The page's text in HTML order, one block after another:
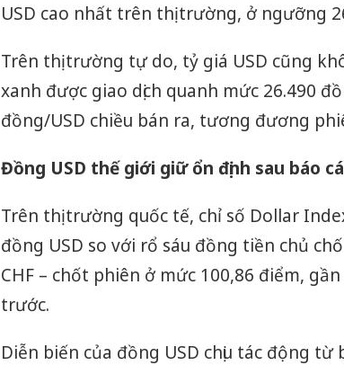
USD cao nhất trên thị trường, ở ngưỡng
Trên thị trường tự do, tỷ giá USD cũng
xanh được giao dịch quanh mức 26.490
đồng/USD chiều bán ra, tương đương
Đồng USD thế giới giữ ổn định sau báo
Trên thị trường quốc tế, chỉ số Dollar
đồng USD so với rổ sáu đồng tiền chủ chốt
CHF – chốt phiên ở mức 100,86 điểm,
trước.
Diễn biến của đồng USD chịu tác động